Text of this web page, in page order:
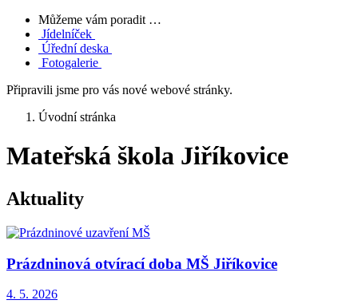
Můžeme vám poradit …
Jídelníček
Úřední deska
Fotogalerie
Připravili jsme pro vás nové webové stránky.
Úvodní stránka
Mateřská škola Jiříkovice
Aktuality
Prázdninová otvírací doba MŠ Jiříkovice
4. 5. 2026